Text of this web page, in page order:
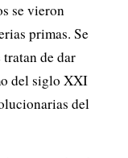
se vieron
primas. Se
de dar
del siglo XXI
del